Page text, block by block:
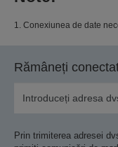
1. Conexiunea de date
Rămâneți
Prin trimiterea adresei